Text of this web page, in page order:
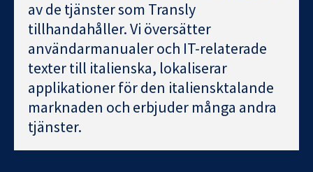
av de tjänster som Transly
tillhandahåller. Vi översätter
användarmanualer och IT-relaterade
texter till italienska, lokaliserar
applikationer för den italiensktalande
marknaden och erbjuder många andra
tjänster.